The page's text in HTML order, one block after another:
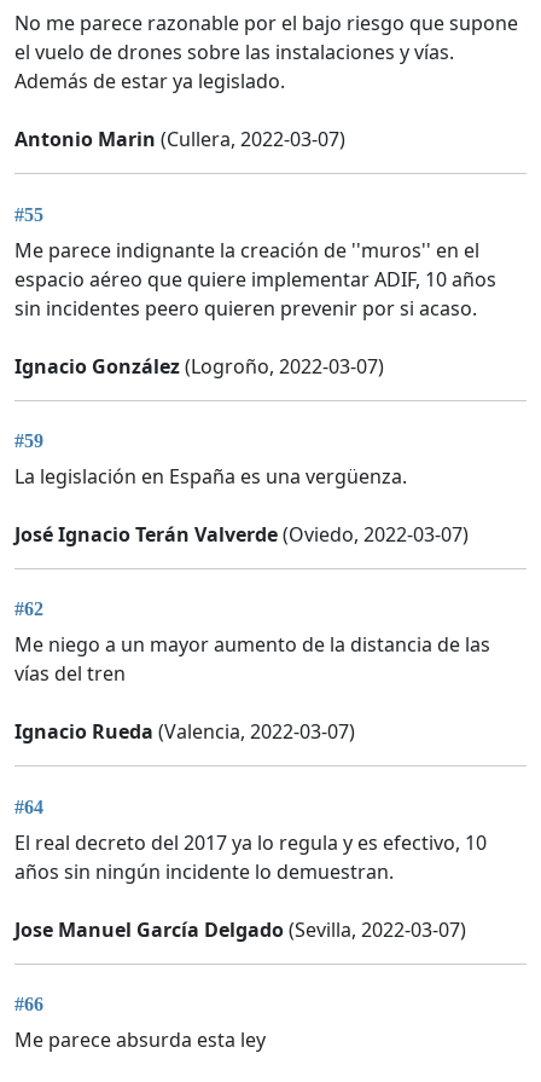
No me parece razonable por el bajo riesgo que supone
el vuelo de drones sobre las instalaciones y vías.
Además de estar ya legislado.
Antonio Marin (Cullera, 2022-03-07)
#55
Me parece indignante la creación de ''muros'' en el
espacio aéreo que quiere implementar ADIF, 10 años
sin incidentes peero quieren prevenir por si acaso.
Ignacio González(Logroño, 2022-03-07)
#59
La legislación en España es una vergüenza.
José Ignacio Terán Valverde(Oviedo, 2022-03-07)
#62
Me niego a un mayor aumento de la distancia de las
vías del tren
Ignacio Rueda (Valencia, 2022-03-07)
#64
El real decreto del 2017 ya lo regula y es efectivo, 10
años sin ningún incidente lo demuestran.
Jose Manuel García Delgado(Sevilla, 2022-03-07)
#66
Me parece absurda esta ley